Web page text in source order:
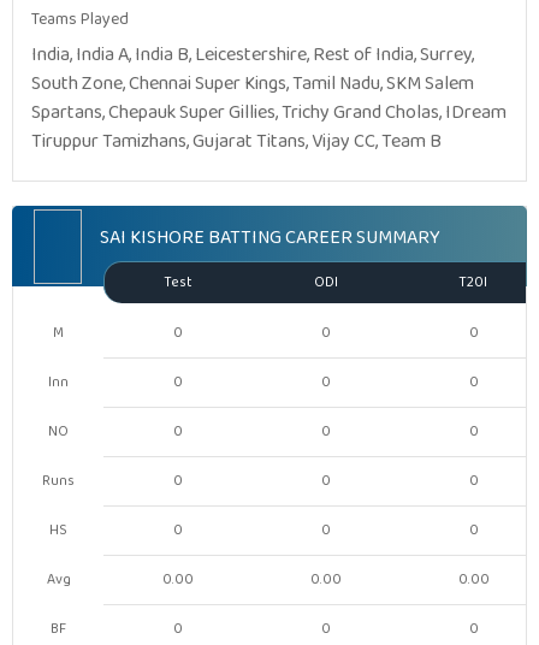
Teams Played
India, India A, India B, Leicestershire, Rest of India, Surrey,
South Zone, Chennai Super Kings, Tamil Nadu, SKM Salem
Spartans, Chepauk Super Gillies, Trichy Grand Cholas, IDream
Tiruppur Tamizhans, Gujarat Titans, Vijay CC, Team B
SAI KISHORE BATTING CAREER SUMMARY
M
Inn
NO
Runs
HS
Avg
BF
Test ODI T20I
0 0 0
0 0 0
0 0 0
0 0 0
0 0 0
0.00 0.00 0.00
0 0 0